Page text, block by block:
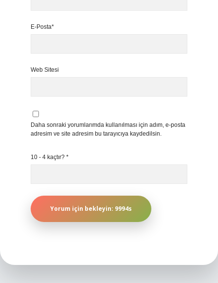
E-Posta*
Web Sitesi
Daha sonraki yorumlarımda kullanılması için adım, e-posta
adresim ve site adresim bu tarayıcıya kaydedilsin.
10 - 4 kaçtır? *